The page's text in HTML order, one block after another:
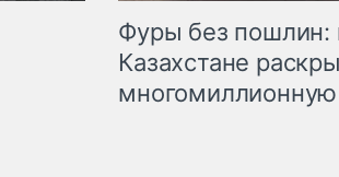
Фуры без пошлин:
Казахстане